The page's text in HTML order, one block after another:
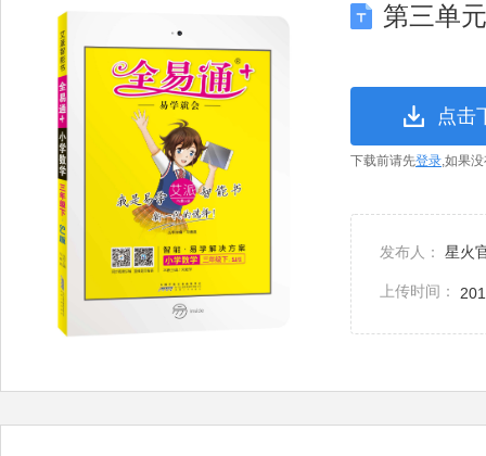
第三单
点击
下载前请先登录,如果
发布人： 星火
上传时间：